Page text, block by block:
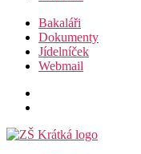
Bakaláři
Dokumenty
Jídelníček
Webmail